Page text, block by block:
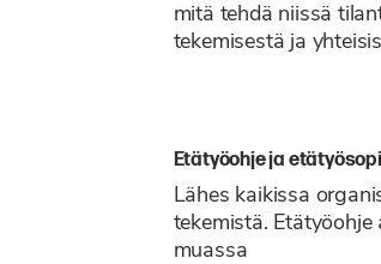
mitä tehdä niissä
tekemisestä ja
Etätyöohje ja
Lähes kaikissa
tekemistä.
muassa